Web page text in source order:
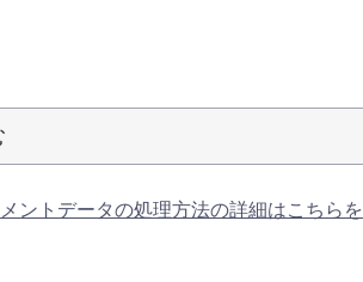
ントデータの処理方法の詳細はこちらを